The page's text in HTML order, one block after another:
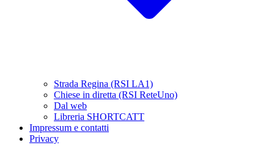
Strada Regina (RSI LA1)
Chiese in diretta (RSI ReteUno)
Dal web
Libreria SHORTCATT
Impressum e contatti
Privacy